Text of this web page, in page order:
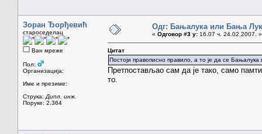
Зоран Ђорђевић
староседелац
Ван мреже
Пол:
Организација:
Име и презиме:
Струка: Дипл. инж.
Поруке: 2.364
Одг: Бањалука или Бања
« Одговор #3 у: 16.07 ч. 24.02.2007. »
Цитат
Постоји правописно правило, а то је да се
Претпостављао сам да је тако, само
то.